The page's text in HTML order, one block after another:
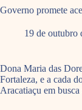
Governo promete
19 de outubro
Dona Maria das
Fortaleza, e a cada
Aracatiaçu em